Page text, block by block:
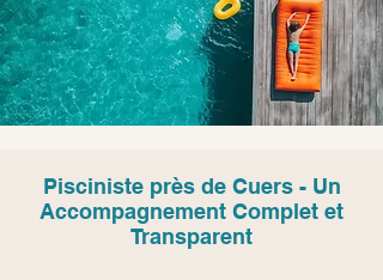
Pisciniste près de Cuers - Un
Accompagnement Complet et
Transparent